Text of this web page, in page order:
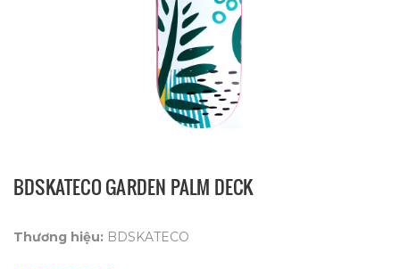
BDSKATECO GARDEN PALM DECK
Thương hiệu: BDSKATECO